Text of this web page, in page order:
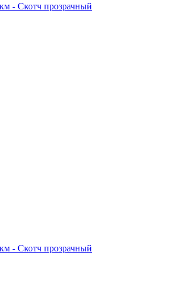
- Скотч прозрачный
- Скотч прозрачный